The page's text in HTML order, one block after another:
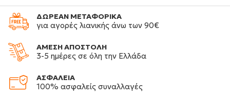
ΔΩΡΕΑΝ ΜΕΤΑΦΟΡΙΚΑ
για αγορές λιανικής άνω των 90€
ΑΜΕΣΗ ΑΠΟΣΤΟΛΗ
3-5 ημέρες σε όλη την Ελλάδα
ΑΣΦΑΛΕΙΑ
100% ασφαλείς συναλλαγές